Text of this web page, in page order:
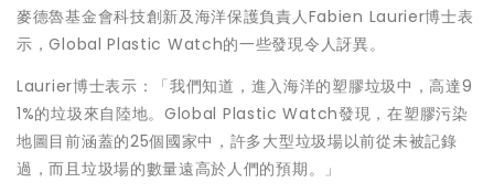
麥德魯基金會科技創新及海洋保護負責人Fabien Laurier博士表
示，Global Plastic Watch的一些發現令人訝異。
Laurier博士表示：「我們知道，進入海洋的塑膠垃圾中，高達9
1%的垃圾來自陸地。Global Plastic Watch發現，在塑膠污染
地圖目前涵蓋的25個國家中，許多大型垃圾場以前從未被記錄
過，而且垃圾場的數量遠高於人們的預期。」